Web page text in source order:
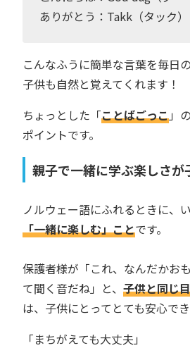
ありがとう：Takk（タック）
こんなふうに簡単な言葉を毎日
子供も自然と覚えてくれます！
ちょっとした「ことばごっこ」
ポイントです。
親子で一緒に学ぶ楽しさが
ノルウェー語にふれるときに、
「一緒に楽しむ」ことです。
保護者様が「これ、なんだかお
て聞く音だね」と、 子供と同じ
は、子供にとってとても安心でき
「まちがえても大丈夫」